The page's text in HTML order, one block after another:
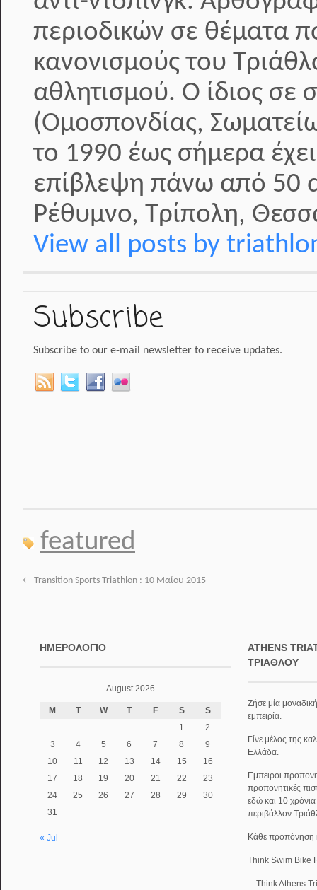
περιοδικών σε θέματα
κανονισμούς του
αθλητισμού. Ο ίδιος σε
(Ομοσπονδίας,
το 1990 έως σήμερα
επίβλεψη πάνω από 50
Ρέθυμνο, Τρίπολη,
View all posts by
Subscribe
Subscribe to our e-mail newsletter to receive updates.
featured
← Transition Sports Triathlon : 10 Μαίου 2015
ΗΜΕΡΟΛΌΓΙΟ
August 2026
M T W T F S
S
1
2
3
4 5 6 7 8
9
10
11 12 13 14 15
16
17
18 19 20 21 22
23
24
25 26 27 28 29
30
31
« Jul
ATHENS
ΤΡΙΆΘΛΟΥ
Ζήσε μία
εμπειρία.
Γίνε μέλος της
Ελλάδα.
Εμπειροι
προπονητικές
εδώ και 10
περιβάλλον
Κάθε προπόνηση
Think Swim Bike
....Think Athens